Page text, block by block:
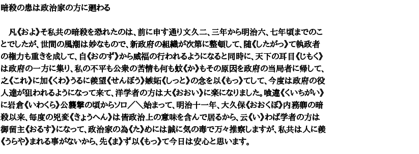
暗殺の患は政治家の方に廻わる
凡《およ》そ私共の暗殺を恐れたのは、前に申す通り文久二、三年から明治六、七年頃までのこ
とでしたが、世間の風潮は妙なもので、新政府の組織が次第に整頓して、随《したがっ》て執政者
の権力も重きを成して、自《おのず》から威福の行われるようになると同時に、天下の耳目《じもく》
は政府の一方に集り、私の不平も公衆の苦情も何も蚊《か》もその原因を政府の当局者に帰して、
之《これ》に加《くわ》うるに羨望《せんぼう》嫉妬《しっと》の念を以《もっ》てして、今度は政府の役
人達が狙われるようになって来て、洋学者の方は大《おおい》に楽になりました。喰違《くいちがい》
に岩倉《いわくら》公襲撃の頃からソロ／＼始まって、明治十一年、大久保《おおくぼ》内務卿の暗
殺以来、毎度の兇変《きょうへん》は皆政治上の意味を含んで居るから、云《い》わば学者の方は
御留主《おるす》になって、政治家の為《た》めには誠に気の毒で万々推察しますが、私共は人に羨
《うらや》まれる事がないから、先《ま》ず以《もっ》て今日は安心と思います。